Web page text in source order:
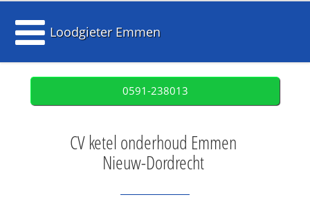
Loodgieter Emmen
0591-238013
CV ketel onderhoud Emmen
Nieuw-Dordrecht